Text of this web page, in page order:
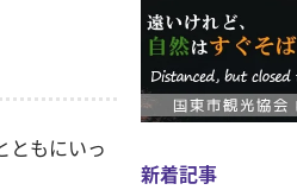
ともにいっ
新着記事